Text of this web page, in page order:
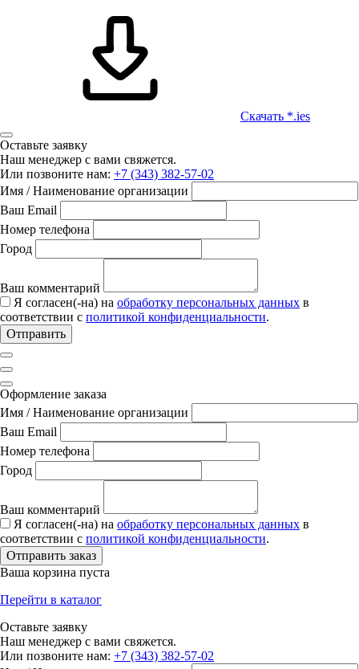
Скачать *.ies
Оставьте заявку
Наш менеджер с вами свяжется.
Или позвоните нам: +7 (343) 382-57-02
Имя / Наименование организации
Ваш Email
Номер телефона
Город
Ваш комментарий
Я согласен(-на) на обработку персональных данных в
соответствии с политикой конфиденциальности.
Отправить
Оформление заказа
Имя / Наименование организации
Ваш Email
Номер телефона
Город
Ваш комментарий
Я согласен(-на) на обработку персональных данных в
соответствии с политикой конфиденциальности.
Отправить заказ
Ваша корзина пуста
Перейти в каталог
Оставьте заявку
Наш менеджер с вами свяжется.
Или позвоните нам: +7 (343) 382-57-02